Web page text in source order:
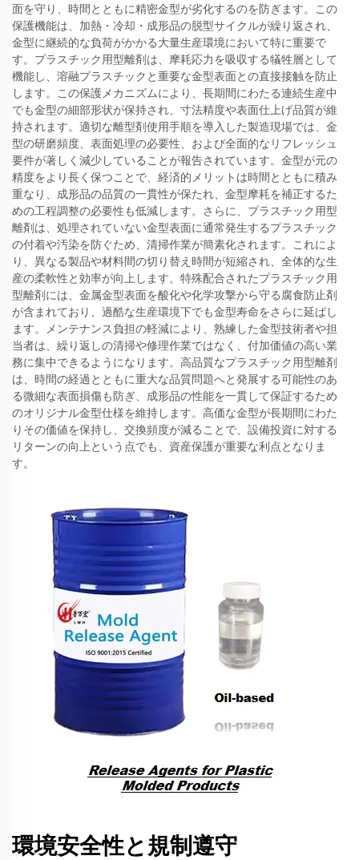
面を守り、時間とともに精密金型が劣化するのを防ぎます。この
保護機能は、加熱・冷却・成形品の脱型サイクルが繰り返され、
金型に継続的な負荷がかかる大量生産環境において特に重要で
す。プラスチック用型離剤は、摩耗応力を吸収する犠牲層として
機能し、溶融プラスチックと重要な金型表面との直接接触を防止
します。この保護メカニズムにより、長期間にわたる連続生産中
でも金型の細部形状が保持され、寸法精度や表面仕上げ品質が維
持されます。適切な離型剤使用手順を導入した製造現場では、金
型の研磨頻度、表面処理の必要性、および全面的なリフレッシュ
要件が著しく減少していることが報告されています。金型が元の
精度をより長く保つことで、経済的メリットは時間とともに積み
重なり、成形品の品質の一貫性が保たれ、金型摩耗を補正するた
めの工程調整の必要性も低減します。さらに、プラスチック用型
離剤は、処理されていない金型表面に通常発生するプラスチック
の付着や汚染を防ぐため、清掃作業が簡素化されます。これによ
り、異なる製品や材料間の切り替え時間が短縮され、全体的な生
産の柔軟性と効率が向上します。特殊配合されたプラスチック用
型離剤には、金属金型表面を酸化や化学攻撃から守る腐食防止剤
が含まれており、過酷な生産環境下でも金型寿命をさらに延ばし
ます。メンテナンス負担の軽減により、熟練した金型技術者や担
当者は、繰り返しの清掃や修理作業ではなく、付加価値の高い業
務に集中できるようになります。高品質なプラスチック用型離剤
は、時間の経過とともに重大な品質問題へと発展する可能性のあ
る微細な表面損傷も防ぎ、成形品の性能を一貫して保証するため
のオリジナル金型仕様を維持します。高価な金型が長期間にわた
りその価値を保持し、交換頻度が減ることで、設備投資に対する
リターンの向上という点でも、資産保護が重要な利点となりま
す。
環境安全性と規制遵守